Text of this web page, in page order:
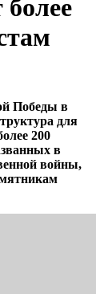
Победы в
для
200
в
войны,